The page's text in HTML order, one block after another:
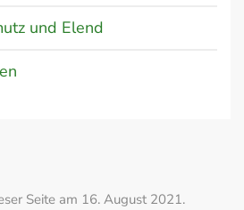
und Elend
Seite am 16. August 2021.